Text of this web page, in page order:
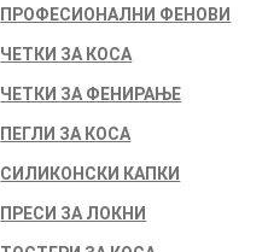
ПРОФЕСИОНАЛНИ ФЕНОВИ
ЧЕТКИ ЗА КОСА
ЧЕТКИ ЗА ФЕНИРАЊЕ
ПЕГЛИ ЗА КОСА
СИЛИКОНСКИ КАПКИ
ПРЕСИ ЗА ЛОКНИ